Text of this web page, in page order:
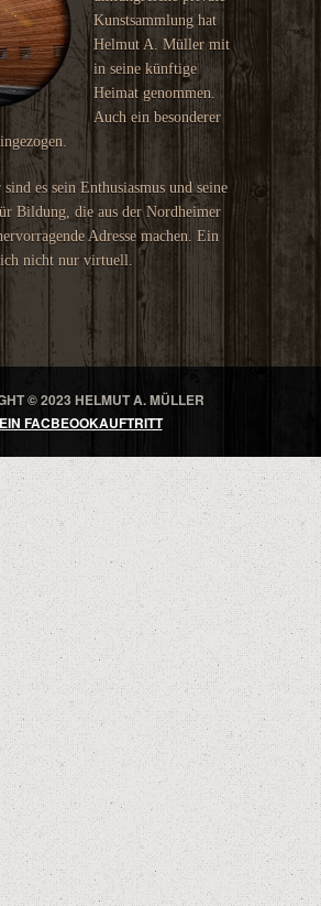
Kunstsammlung hat
Helmut A. Müller mit
in seine künftige
Heimat genommen.
Auch ein besonderer
es sein Enthusiasmus und seine
Bildung, die aus der Nordheimer
Adresse machen. Ein
nicht nur virtuell.
© 2023 HELMUT A. MÜLLER
FACBEOOKAUFTRITT